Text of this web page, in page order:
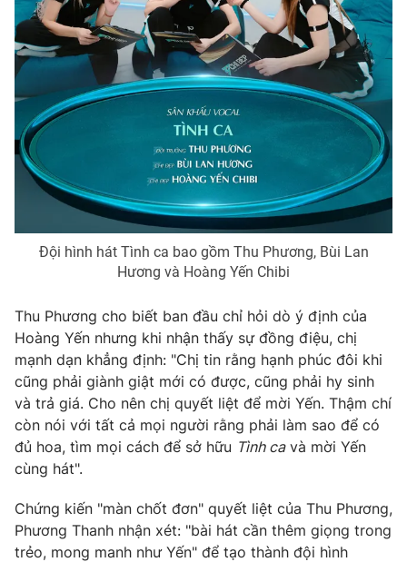
Liên hệ tòa soạn English
THỜI BÁO VTV
Theo dõi báo trên
Cơ quan chủ quản:Đài Truyền hình Việt Nam
Thời báo VTV
cấp ngày 29/12/2023
Tổng Biên tập:Vũ Thanh Thủy
Phó Tổng Biên tập: Nguyễn Thị Mỹ Hạnh, Phạm Quốc Thắng,
Nguyễn Trọng Ninh
Tổng đài VTV:024.38 355 931 - 024.38 355 932
Ðiện thoại Thời báo VTV:024.66 897 897
Email: toasoan@vtv.vn
Đội hình hát Tình ca bao gồm Thu Phương, Bùi Lan
Hương và Hoàng Yến Chibi
Thu Phương cho biết ban đầu chỉ hỏi dò ý định của
Hoàng Yến nhưng khi nhận thấy sự đồng điệu, chị
mạnh dạn khẳng định: "Chị tin rằng hạnh phúc đôi khi
cũng phải giành giật mới có được, cũng phải hy sinh
và trả giá. Cho nên chị quyết liệt để mời Yến. Thậm chí
còn nói với tất cả mọi người rằng phải làm sao để có
đủ hoa, tìm mọi cách để sở hữu Tình cavà mời Yến
cùng hát".
Chứng kiến "màn chốt đơn" quyết liệt của Thu Phương,
Phương Thanh nhận xét: "bài hát cần thêm giọng trong
trẻo, mong manh như Yến" để tạo thành đội hình